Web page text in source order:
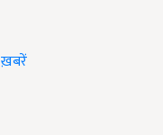
ख़बरें